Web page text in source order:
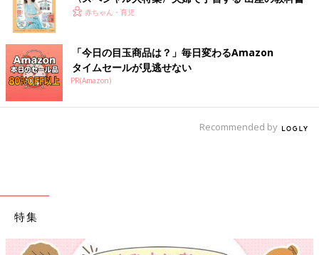
赤ちゃん・育児
「今日の目玉商品は？」毎日変わるAmazon
タイムセールが見逃せない
PR(Amazon)
Recommended by
特集